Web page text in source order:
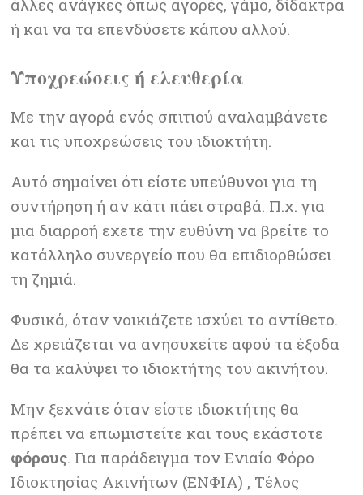
άλλες ανάγκες όπως αγορές, γάμο, δίδακτρα
ή και να τα επενδύσετε κάπου αλλού.
Υποχρεώσεις ή ελευθερία
Με την αγορά ενός σπιτιού αναλαμβάνετε
και τις υποχρεώσεις του ιδιοκτήτη.
Αυτό σημαίνει ότι είστε υπεύθυνοι για τη
συντήρηση ή αν κάτι πάει στραβά. Π.χ. για
μια διαρροή εχετε την ευθύνη να βρείτε το
κατάλληλο συνεργείο που θα επιδιορθώσει
τη ζημιά.
Φυσικά, όταν νοικιάζετε ισχύει το αντίθετο.
Δε χρειάζεται να ανησυχείτε αφού τα έξοδα
θα τα καλύψει το ιδιοκτήτης του ακινήτου.
Μην ξεχνάτε όταν είστε ιδιοκτήτης θα
πρέπει να επωμιστείτε και τους εκάστοτε
φόρους. Για παράδειγμα τον Ενιαίο Φόρο
Ιδιοκτησίας Ακινήτων (ΕΝΦΙΑ) , Τέλος